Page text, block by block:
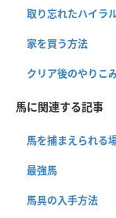
取り忘れたハイラ
家を買う方法
クリア後のやりこ
馬に関連する記事
馬を捕まえられる
最強馬
馬具の入手方法